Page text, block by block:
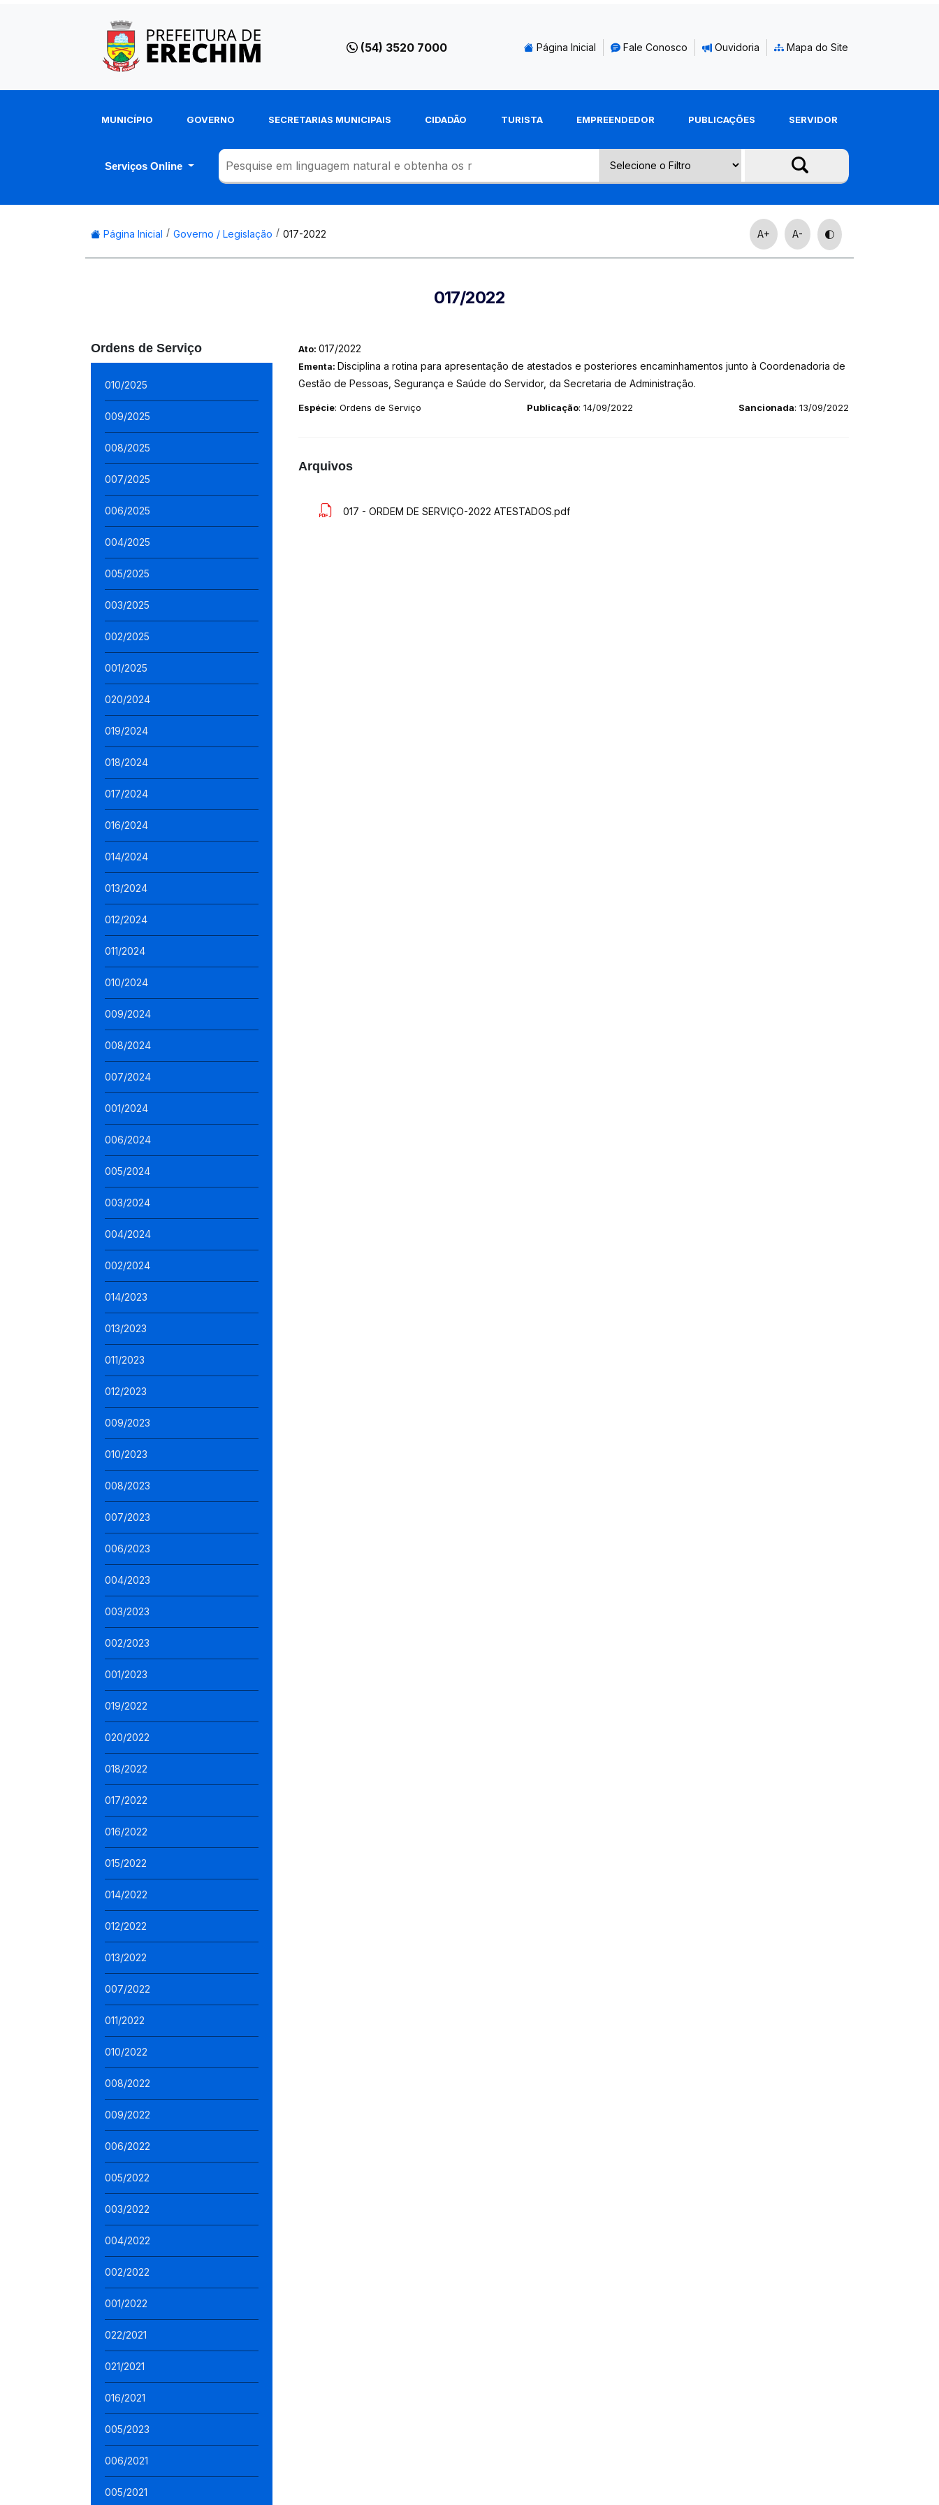
(54) 3520 7000 Página Inicial Fale Conosco Ouvidoria Mapa do Site
MUNICÍPIO GOVERNO SECRETARIAS MUNICIPAIS CIDADÃO TURISTA EMPREENDEDOR PUBLICAÇÕES SERVIDOR
Serviços Online
Página Inicial Governo / Legislação 017-2022 A+ A-
017/2022
Ordens de Serviço
010/2025
009/2025
008/2025
007/2025
006/2025
004/2025
005/2025
003/2025
002/2025
001/2025
020/2024
019/2024
018/2024
017/2024
016/2024
014/2024
013/2024
012/2024
011/2024
010/2024
009/2024
008/2024
007/2024
001/2024
006/2024
005/2024
003/2024
004/2024
002/2024
014/2023
013/2023
011/2023
012/2023
009/2023
010/2023
008/2023
007/2023
006/2023
004/2023
003/2023
002/2023
001/2023
019/2022
020/2022
018/2022
017/2022
016/2022
015/2022
014/2022
012/2022
013/2022
007/2022
011/2022
010/2022
008/2022
009/2022
006/2022
005/2022
003/2022
004/2022
002/2022
001/2022
022/2021
021/2021
016/2021
005/2023
006/2021
005/2021
Ato: 017/2022
Ementa: Disciplina a rotina para apresentação de atestados e posteriores encaminhamentos junto à Coordenadoria de
Gestão de Pessoas, Segurança e Saúde do Servidor, da Secretaria de Administração.
Espécie: Ordens de Serviço Publicação: 14/09/2022 Sancionada: 13/09/2022
Arquivos
017 - ORDEM DE SERVIÇO-2022 ATESTADOS.pdf